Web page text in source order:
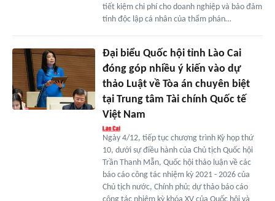
tiết kiệm chi phí cho doanh nghiệp và bảo đảm
tính độc lập cá nhân của thẩm phán…
Đại biểu Quốc hội tỉnh Lào Cai
đóng góp nhiều ý kiến vào dự
thảo Luật về Tòa án chuyên biệt
tại Trung tâm Tài chính Quốc tế
Việt Nam
Ngày 4/12, tiếp tục chương trình Kỳ họp thứ
10, dưới sự điều hành của Chủ tịch Quốc hội
Trần Thanh Mẫn, Quốc hội thảo luận về các
báo cáo công tác nhiệm kỳ 2021 - 2026 của
Chủ tịch nước, Chính phủ; dự thảo báo cáo
công tác nhiệm kỳ khóa XV của Quốc hội và